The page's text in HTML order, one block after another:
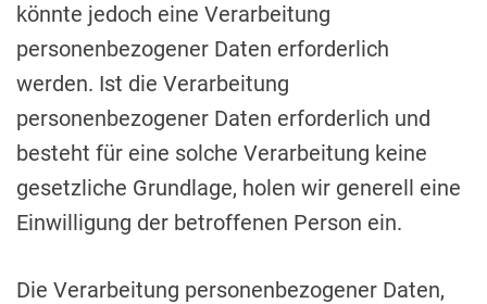
könnte jedoch eine Verarbeitung
personenbezogener Daten erforderlich
werden. Ist die Verarbeitung
personenbezogener Daten erforderlich und
besteht für eine solche Verarbeitung keine
gesetzliche Grundlage, holen wir generell eine
Einwilligung der betroffenen Person ein.
Die Verarbeitung personenbezogener Daten,